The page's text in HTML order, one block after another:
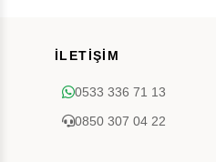
İLETİŞİM
0533 336 71 13
0850 307 04 22